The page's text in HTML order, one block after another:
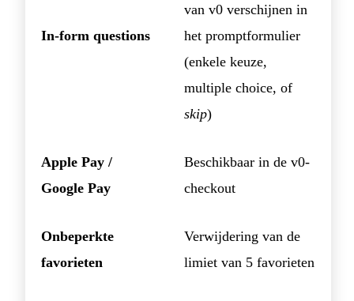
In-form questions
van v0 verschijnen in
het promptformulier
(enkele keuze,
multiple choice, of
skip)
Apple Pay /
Google Pay
Beschikbaar in de v0-
checkout
Onbeperkte
favorieten
Verwijdering van de
limiet van 5 favorieten